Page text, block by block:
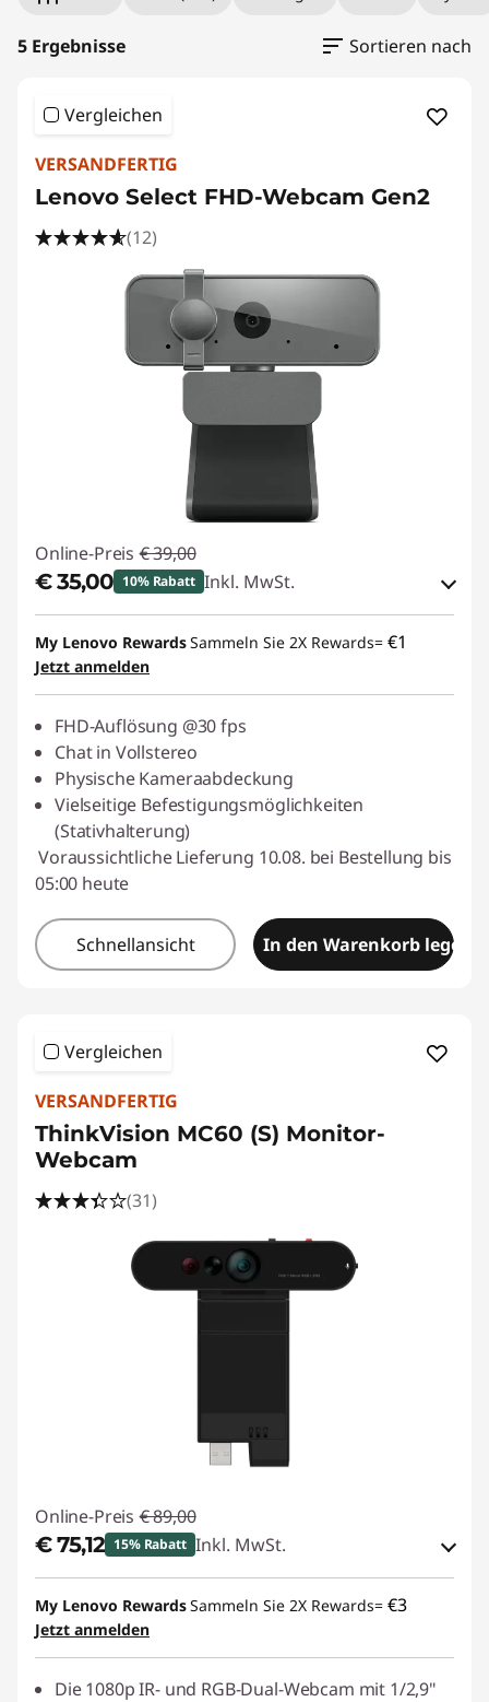
a5 Ergebnisse Sortieren nach
Vergleichen
VERSANDFERTIG
Lenovo Select FHD-Webcam Gen2
(12)
Online-Preis € 39,00
€ 35,00 10% Rabatt Inkl. MwSt.
eCoupon-Rabatt :-€ 4,00
eCoupon :BACKTOSCHOOL
My Lenovo RewardsSammeln Sie 2X Rewards= €1
Jetzt anmelden
FHD-Auflösung @30 fps
Chat in Vollstereo
Physische Kameraabdeckung
Vielseitige Befestigungsmöglichkeiten
(Stativhalterung)
Voraussichtliche Lieferung 10.08. bei Bestellung bis
05:00 heute
Schnellansicht In den Warenkorb legen
Vergleichen
VERSANDFERTIG
ThinkVision MC60 (S) Monitor-
Webcam
(31)
Online-Preis € 89,00
€ 75,12 15% Rabatt Inkl. MwSt.
eCoupon-Rabatt :-€ 13,88
eCoupon :THINKDEAL
My Lenovo RewardsSammeln Sie 2X Rewards= €3
Jetzt anmelden
Die 1080p IR- und RGB-Dual-Webcam mit 1/2,9"